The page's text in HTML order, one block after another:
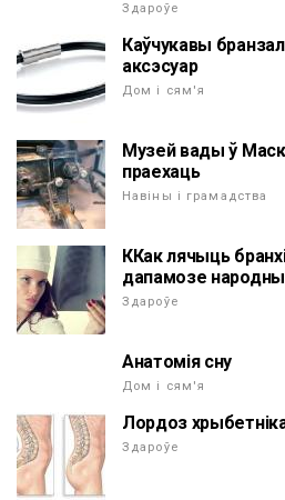
Здароўе
Каўчукавы
аксэсуар
Дом і сям'я
Музей вады ў
праехаць
Навіны і грамадства
ККак лячыць
дапамозе
Здароўе
Анатомія сну
Дом і сям'я
Лордоз
Здароўе